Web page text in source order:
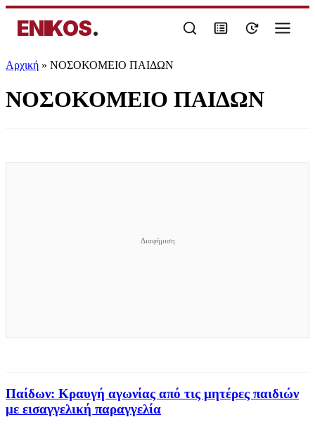
ENIKOS.
Αρχική » ΝΟΣΟΚΟΜΕΙΟ ΠΑΙΔΩΝ
ΝΟΣΟΚΟΜΕΙΟ ΠΑΙΔΩΝ
Παίδων: Κραυγή αγωνίας από τις μητέρες παιδιών
με εισαγγελική παραγγελία